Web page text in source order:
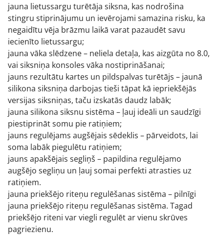
jauna lietussargu turētāja siksna, kas nodrošina
stingru stiprinājumu un ievērojami samazina risku, ka
negaidītu vēja brāzmu laikā varat pazaudēt savu
iecienīto lietussargu;
jauna vāka slēdzene – neliela detaļa, kas aizgūta no 8.0,
vai siksniņa konsoles vāka nostiprināšanai;
jauns rezultātu kartes un pildspalvas turētājs – jaunā
silikona siksniņa darbojas tieši tāpat kā iepriekšējās
versijas siksniņas, taču izskatās daudz labāk;
jauna silikona siksnu sistēma – ļauj ideāli un saudzīgi
piestiprināt somu pie ratiņiem;
jauns regulējams augšējais sēdeklis – pārveidots, lai
soma labāk piegulētu ratiņiem;
jauns apakšējais segliņš – papildina regulējamo
augšējo segliņu un ļauj somai perfekti atrasties uz
ratiņiem.
jauna priekšējo riteņu regulēšanas sistēma – pilnīgi
jauna priekšējo riteņu regulēšanas sistēma. Tagad
priekšējo riteni var viegli regulēt ar vienu skrūves
pagriezienu.